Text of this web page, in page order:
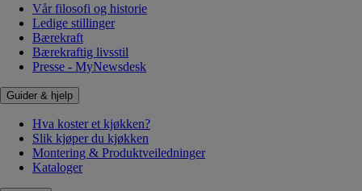
Vår filosofi og historie
Ledige stillinger
Bærekraft
Bærekraftig livsstil
Presse - MyNewsdesk
Guider & hjelp
Hva koster et kjøkken?
Slik kjøper du kjøkken
Montering & Produktveiledninger
Kataloger